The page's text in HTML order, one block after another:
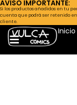
AVISO IMPORTANTE:
Si los productos añadidos en tu
cuenta que podrá ser retenido
cliente.
Inicio